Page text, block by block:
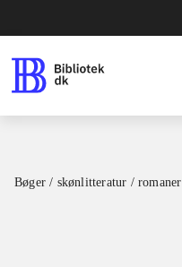
Bøger / skønlitteratur / romaner